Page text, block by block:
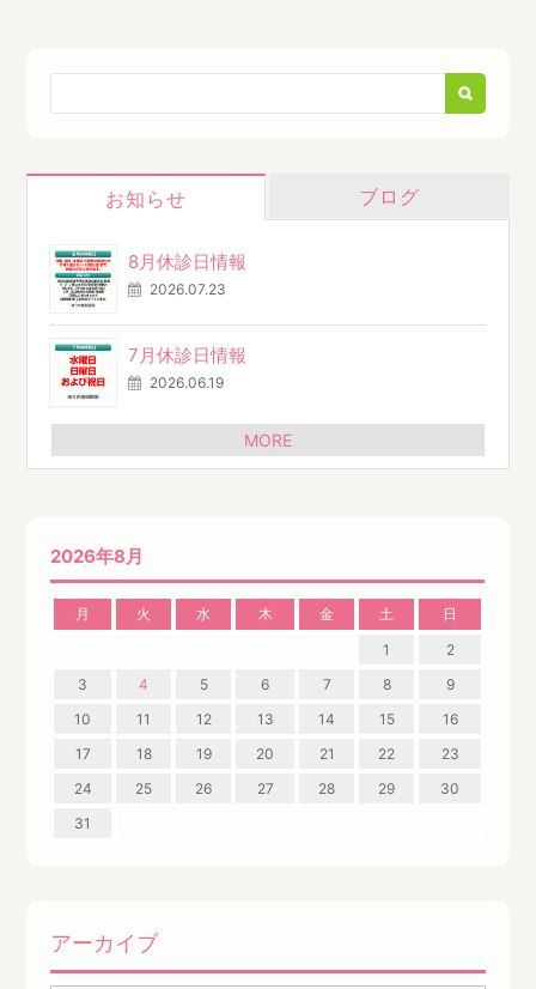
お知らせ ブログ
8月休診日情報
2026.07.23
7月休診日情報
2026.06.19
MORE
2026年8月
月 火 水 木 金 土
日
1
2
3
4 5 6 7 8
9
10
11 12 13 14 15
16
17
18 19 20 21 22
23
24
25 26 27 28 29
30
31
アーカイブ